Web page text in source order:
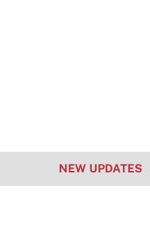
NEW UPDATES